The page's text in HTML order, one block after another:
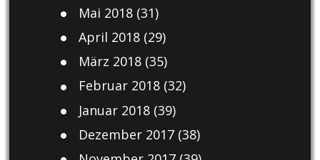
Mai 2018(31)
April 2018(29)
März 2018(35)
Februar 2018(32)
Januar 2018(39)
Dezember 2017(38)